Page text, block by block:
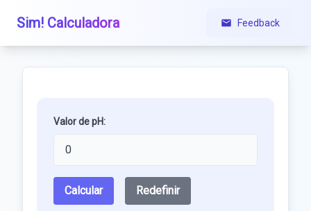
Sim! Calculadora Feedback
Valor de pH:
Calcular Redefinir